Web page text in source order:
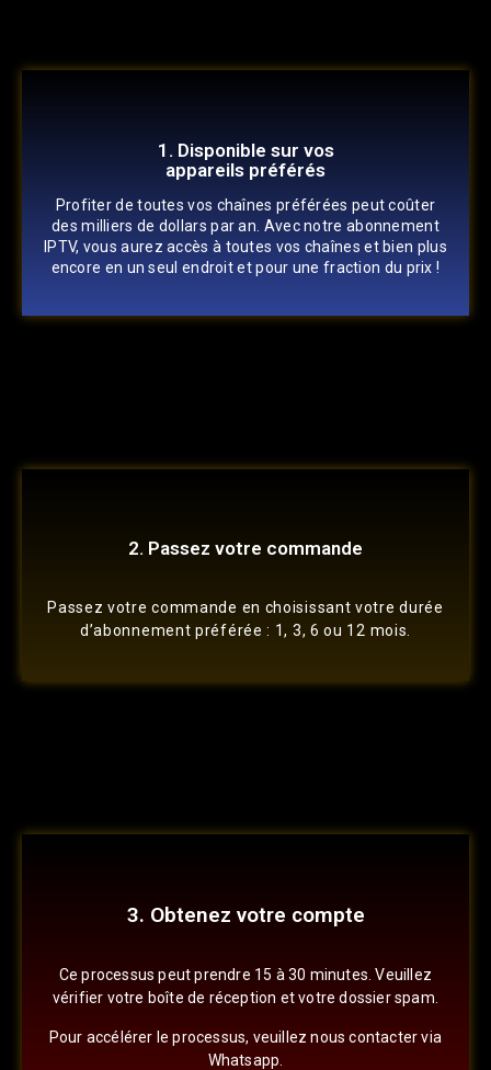
1. Disponible sur vos
appareils préférés
Profiter de toutes vos chaînes préférées peut coûter
des milliers de dollars par an. Avec notre abonnement
IPTV, vous aurez accès à toutes vos chaînes et bien plus
encore en un seul endroit et pour une fraction du prix !
2. Passez votre commande
Passez votre commande en choisissant votre durée
d’abonnement préférée : 1, 3, 6 ou 12 mois.
3. Obtenez votre compte
Ce processus peut prendre 15 à 30 minutes. Veuillez
vérifier votre boîte de réception et votre dossier spam.
Pour accélérer le processus, veuillez nous contacter via
Whatsapp.